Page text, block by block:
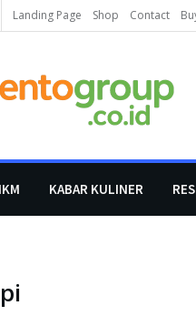
Landing Page Shop Contact
KABAR KULINER